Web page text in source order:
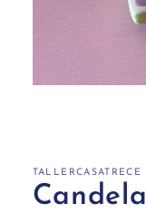
ventana
modal
TALLERCASATRECE